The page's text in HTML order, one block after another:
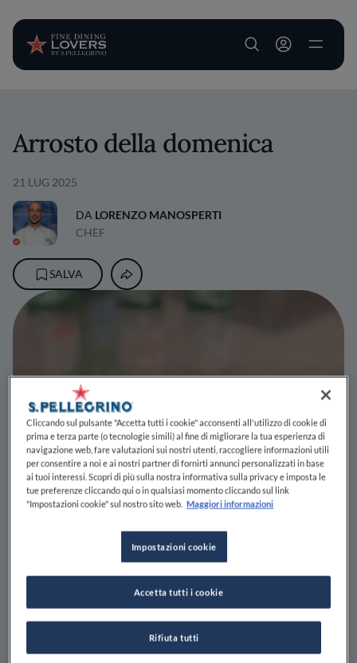
User account
Arrosto della domenica
21 LUG 2025
DA LORENZO MANOSPERTI
CHEF
SALVA
Cliccando sul pulsante "Accetta tutti i cookie" acconsenti all'utilizzo di cookie di
prima e terza parte (o tecnologie simili) al fine di migliorare la tua esperienza di
navigazione web, fare valutazioni sui nostri utenti, raccogliere informazioni utili
per consentire a noi e ai nostri partner di fornirti annunci personalizzati in base
ai tuoi interessi. Scopri di più sulla nostra informativa sulla privacy e imposta le
tue preferenze cliccando qui o in qualsiasi momento cliccando sul link
"Impostazioni cookie" sul nostro sito web. Maggiori informazioni
Impostazioni cookie
Rifiuta tutti
Accetta tutti i cookie